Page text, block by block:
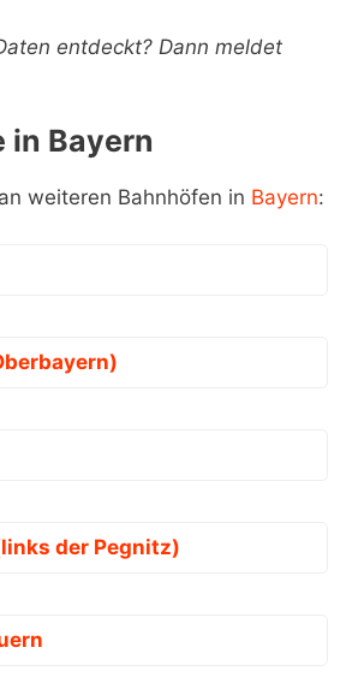
entdeckt? Dann meldet
in Bayern
weiteren Bahnhöfen in Bayern:
der Pegnitz)